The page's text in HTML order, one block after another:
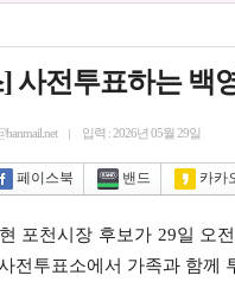
한국외식업중앙회 포천
포천시, 시민과 함께 ‘포
사전투표하는 백
입력 : 2026년 05월 29일
페이스북 밴드 카카
포천시장 후보가 29일 오
전투표소에서 가족과 함께